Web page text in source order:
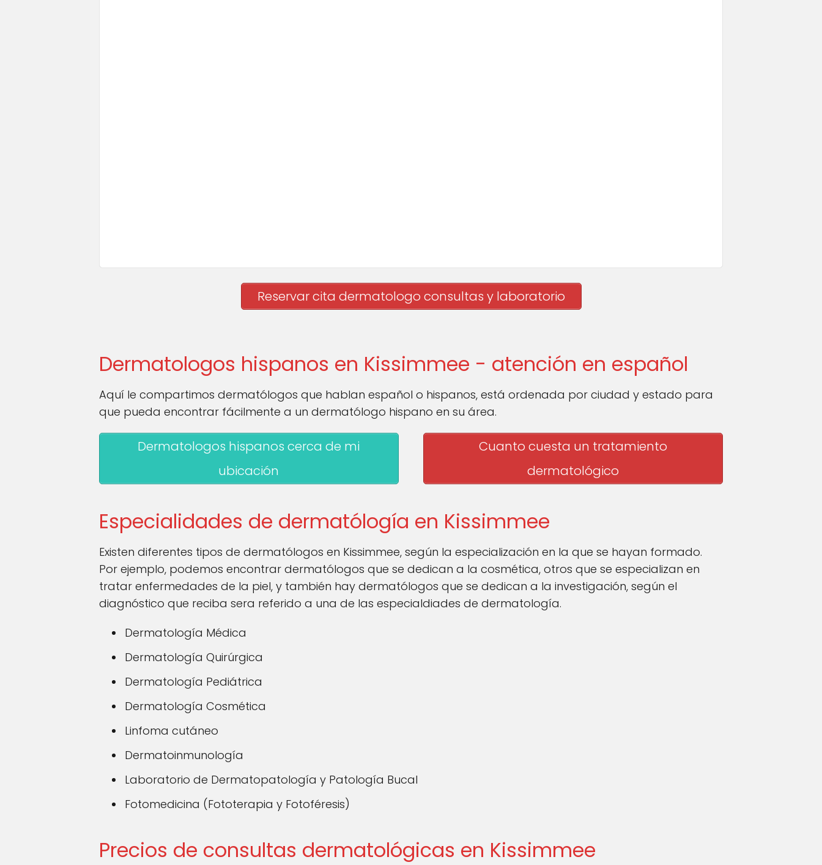
Reservar cita dermatologo consultas y laboratorio
Dermatologos hispanos en Kissimmee - atención en español
Aquí le compartimos dermatólogos que hablan español o hispanos, está ordenada por ciudad y estado para
que pueda encontrar fácilmente a un dermatólogo hispano en su área.
Dermatologos hispanos cerca de mi
ubicación
Cuanto cuesta un tratamiento
dermatológico
Especialidades de dermatólogía en Kissimmee
Existen diferentes tipos de dermatólogos en Kissimmee, según la especialización en la que se hayan formado.
Por ejemplo, podemos encontrar dermatólogos que se dedican a la cosmética, otros que se especializan en
tratar enfermedades de la piel, y también hay dermatólogos que se dedican a la investigación, según el
diagnóstico que reciba sera referido a una de las especialdiades de dermatología.
Dermatología Médica
Dermatología Quirúrgica
Dermatología Pediátrica
Dermatología Cosmética
Linfoma cutáneo
Dermatoinmunología
Laboratorio de Dermatopatología y Patología Bucal
Fotomedicina (Fototerapia y Fotoféresis)
Precios de consultas dermatológicas en Kissimmee